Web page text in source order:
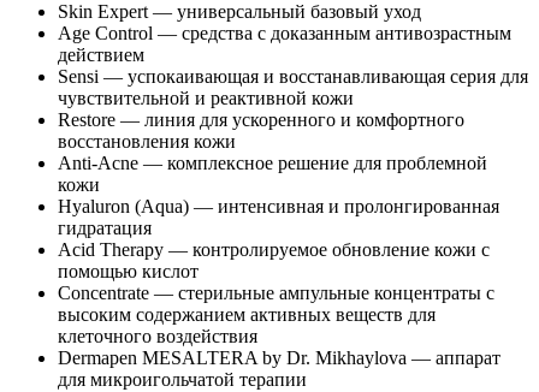
Skin Expert — универсальный базовый уход
Age Control — средства с доказанным антивозрастным
действием
Sensi — успокаивающая и восстанавливающая серия для
чувствительной и реактивной кожи
Restore — линия для ускоренного и комфортного
восстановления кожи
Anti-Acne — комплексное решение для проблемной
кожи
Hyaluron (Aqua) — интенсивная и пролонгированная
гидратация
Acid Therapy — контролируемое обновление кожи с
помощью кислот
Concentrate — стерильные ампульные концентраты с
высоким содержанием активных веществ для
клеточного воздействия
Dermapen MESALTERA by Dr. Mikhaylova — аппарат
для микроигольчатой терапии